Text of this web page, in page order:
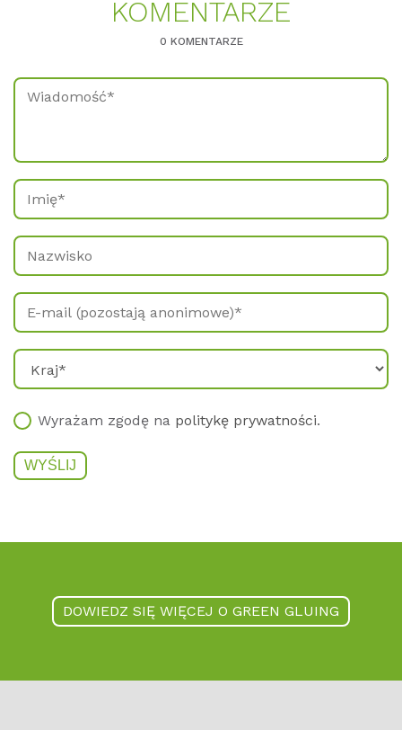
KO­MEN­TAR­ZE
0 KOMENTARZE
Wyrażam zgodę na politykę prywatności.
DOWIEDZ SIĘ WIĘCEJ O GREEN GLUING